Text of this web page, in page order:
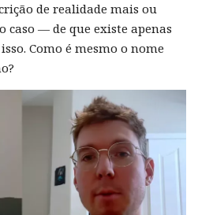
de realidade mais ou
caso — de que existe apenas
Como é mesmo o nome